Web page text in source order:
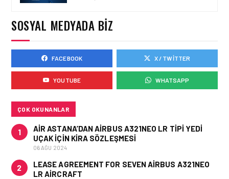
KURTARMA BIRLIĞI’NE
ANLAMLI DESTEK!
AIRBUS A320NEO
UÇAKLARINDA YOLCU
BINIŞ SÜREÇLERI
SOSYAL MEDYADA BIZ
FACEBOOK X / TWITTER
YOUTUBE WHATSAPP
ÇOK OKUNANLAR
1
AIR ASTANA’DAN AIRBUS A321NEO LR TIPI YEDI
UÇAK IÇIN KIRA SÖZLEŞMESI
06 AĞU 2024
2
LEASE AGREEMENT FOR SEVEN AIRBUS A321NEO
LR AIRCRAFT